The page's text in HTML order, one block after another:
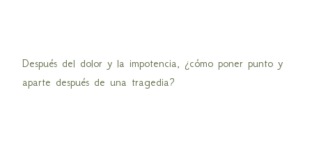
Después del dolor y la impotencia, ¿cómo poner punto y
aparte después de una tragedia?